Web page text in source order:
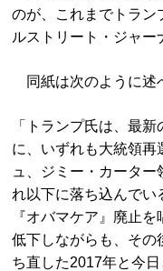
のが、これまでトラン
ルストリート・ジャー
同紙は次のように述
「トランプ氏は、最
に、いずれも大統領再
ュ、ジミー・カータ
れ以下に落ち込んでい
『オバマケア』廃止
低下しながらも、その
ち直した2017年と今